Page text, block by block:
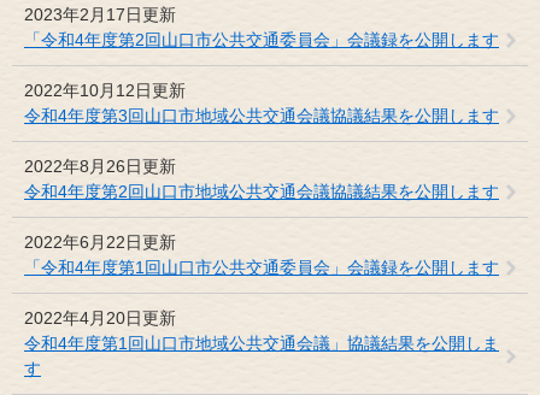
2023年2月17日更新
「令和4年度第2回山口市公共交通委員会」会議録を公開します
2022年10月12日更新
令和4年度第3回山口市地域公共交通会議協議結果を公開します
2022年8月26日更新
令和4年度第2回山口市地域公共交通会議協議結果を公開します
2022年6月22日更新
「令和4年度第1回山口市公共交通委員会」会議録を公開します
2022年4月20日更新
令和4年度第1回山口市地域公共交通会議」協議結果を公開しま
す